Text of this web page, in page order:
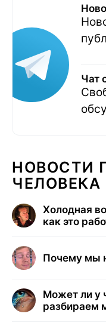
Чат
НОВОСТИ
ЧЕЛОВЕКА
Холодная
как это
Почему мы
Может ли у
разбираем